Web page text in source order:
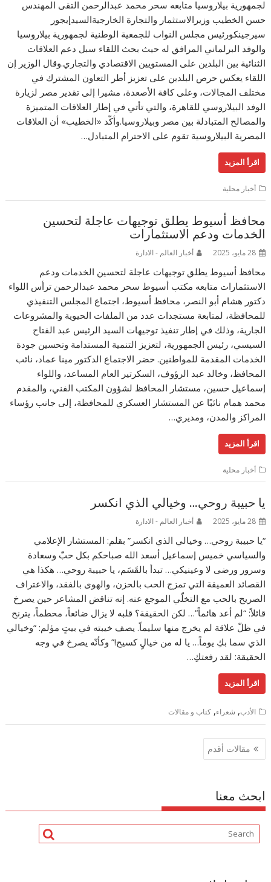
لجمهورية بيلاروسيا متابعه سحر محمد عبدالرحمن التقى المهندس
حسن الخطيب وزيرالاستثمار والتجارة الخارجيةالسيدإيجور
سيرجينكورئيس مجلس النواب للجمعية الوطنية لجمهورية بيلاروسيا
والوفد البرلماني المرافق له حيث بحث اللقاء سبل دعم العلاقات
الثنائية بين البلدين على المستويين الاقتصادي والتجاري.وقال الوزير إن
اللقاء يعكس حرص البلدين على تعزيز أطر التعاون المشترك في
مختلف المجالات، وعلى كافة الأصعدة، مشيرا إلى تقدير مصر لزيارة
الوفد البيلاروسي للقاهرة، والتي تأتي في إطار العلاقات المتميزة
والمصالح المتبادلة بين مصر وبيلاروسيا.وأكّد «الخطيب» أن العلاقات
المصرية البيلاروسية تقوم على الاحترام المتبادل…
اقرأ المزيد
أخبار محلية
محافظ أسيوط يطلق توجيهات عاجلة لتحسين
الخدمات ودعم الاستثمارات
28 مايو، 2025 أخبار العالم - الادارة
محافظ أسيوط يطلق توجيهات عاجلة لتحسين الخدمات ودعم
الاستثمارات متابعه مكتب أسيوط سحر محمد عبدالرحمن ترأس اللواء
دكتور هشام أبو النصر، محافظ أسيوط، اجتماع المجلس التنفيذي
للمحافظة، لمتابعة مستجدات عدد من الملفات الحيوية والمشروعات
الجارية، وذلك في إطار تنفيذ توجيهات السيد الرئيس عبد الفتاح
السيسي، رئيس الجمهورية، لتعزيز التنمية المستدامة وتحسين جودة
الخدمات المقدمة للمواطنين. حضر الاجتماع الدكتور مينا عماد، نائب
المحافظ، وخالد عبد الرؤوف، السكرتير العام المساعد، واللواء
إسماعيل حسين، مستشار المحافظ لشؤون المكتب الفني، والمقدم
محمد همام نائبًا عن المستشار العسكري للمحافظة، إلى جانب رؤساء
المراكز والمدن، ومديري…
اقرأ المزيد
أخبار محلية
يا حبيبة روحي… وخيالي الذي انكسر
28 مايو، 2025 أخبار العالم - الادارة
“يا حبيبة روحي… وخيالي الذي انكسر” بقلم: المستشار الإعلامي
والسياسي خميس إسماعيل أسعد الله صباحكم بكل حبّ وسعادة
وسرور ورضى لا وعينيكي… تبدأ بالقَسَم، يا حبيبة روحي… هكذا هي
القصائد العميقة التي تمزج الحب بالحزن، والهوى بالفقد، والاعتراف
الصريح بالحب مع التخلّي الموجع عنه. إنه تناقض المشاعر حين يصرخ
قائلاً: “لم أعد هائماً”… لكن الحقيقة؟ قلبه لا يزال ضائعاً، محطماً، يترنح
في ظلّ علاقة لم يخرج منها سليماً. يصف خيبته في بيتٍ مؤلم: “وخيالي
الذي سما بكِ يوماً… يا له من خيالٍ كسيح!” وكأنّه يصرخ في وجه
الحقيقة: لقد رفعتكِ…
اقرأ المزيد
الأدب, شعراء,كتاب و مقالات
تصفّح
المقالات
مقالات أقدم
ابحث معنا